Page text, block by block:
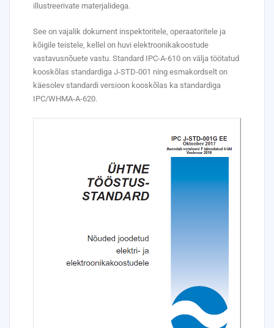
illustreerivate materjalidega.
See on vajalik dokument inspektoritele, operaatoritele ja
kõigile teistele, kellel on huvi elektroonikakoostude
vastavusnõuete vastu. Standard IPC-A-610 on välja töötatud
kooskõlas standardiga J-STD-001 ning esmakordselt on
käesolev standardi versioon kooskõlas ka standardiga
IPC/WHMA-A-620.